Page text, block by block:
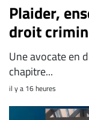
Plaider,
droit
Une avocate en
chapitre...
il y a 16 heures